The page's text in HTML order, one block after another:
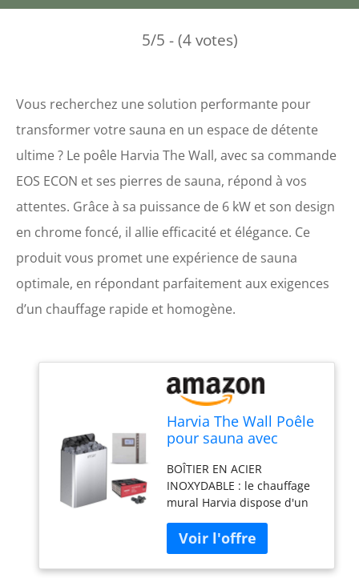
5/5 - (4 votes)
Vous recherchez une solution performante pour
transformer votre sauna en un espace de détente
ultime ? Le poêle Harvia The Wall, avec sa commande
EOS ECON et ses pierres de sauna, répond à vos
attentes. Grâce à sa puissance de 6 kW et son design
en chrome foncé, il allie efficacité et élégance. Ce
produit vous promet une expérience de sauna
optimale, en répondant parfaitement aux exigences
d’un chauffage rapide et homogène.
Harvia The Wall Poêle
pour sauna avec
et pierres de sauna
400 V (chromé, 6 kW)
BOÎTIER EN ACIER
INOXYDABLE : le chauffage
mural Harvia dispose d'un
boîtier en acier inoxydable
robuste et élégant qui
assure durabilité et un look
moderne dans n'importe